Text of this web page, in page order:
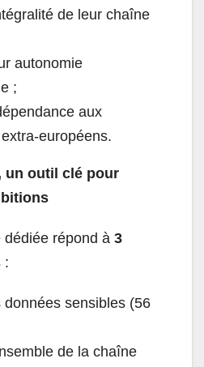
de leur chaîne
autonomie
;
aux
européens.
un outil clé pour
dédiée répond à 3
:
données sensibles (56
de la chaîne